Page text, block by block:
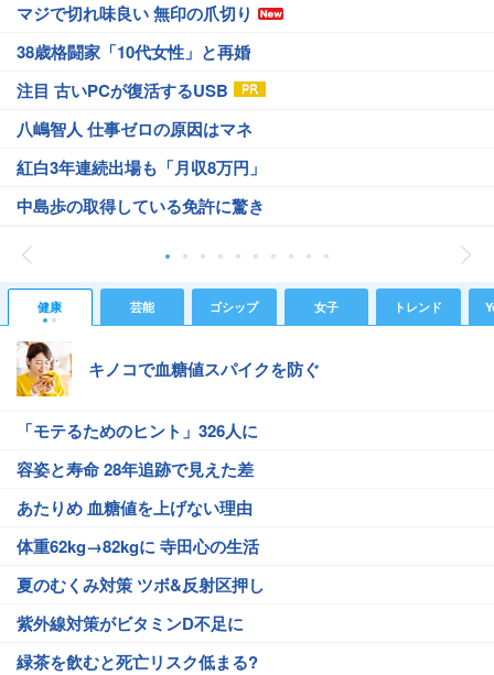
マジで切れ味良い 無印の爪切り
38歳格闘家「10代女性」と再婚
注目 古いPCが復活するUSB
八嶋智人 仕事ゼロの原因はマネ
紅白3年連続出場も「月収8万円」
中島歩の取得している免許に驚き
健康 芸能 ゴシップ 女子 トレンド
キノコで血糖値スパイクを防ぐ
「モテるためのヒント」326人に
容姿と寿命 28年追跡で見えた差
あたりめ 血糖値を上げない理由
体重62kg→82kgに 寺田心の生活
夏のむくみ対策 ツボ&反射区押し
紫外線対策がビタミンD不足に
緑茶を飲むと死亡リスク低まる?